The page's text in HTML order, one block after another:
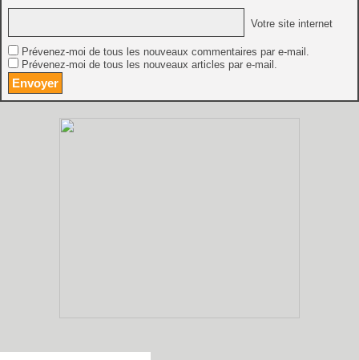
Votre site internet
Prévenez-moi de tous les nouveaux commentaires par e-mail.
Prévenez-moi de tous les nouveaux articles par e-mail.